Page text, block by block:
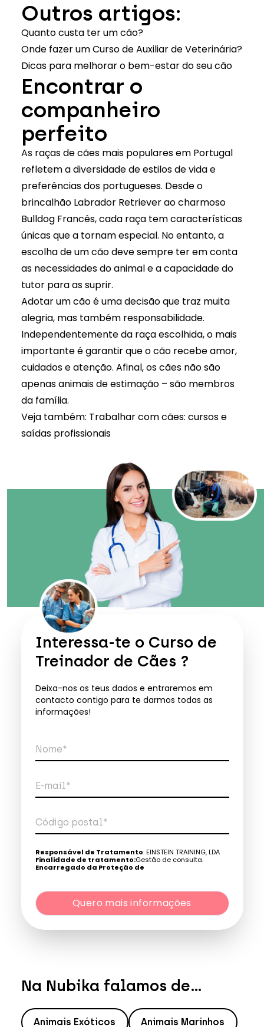
Outros artigos:
Quanto custa ter um cão?
Onde fazer um Curso de Auxiliar de Veterinária?
Dicas para melhorar o bem-estar do seu cão
Encontrar o
companheiro
perfeito
As raças de cães mais populares em Portugal
refletem a diversidade de estilos de vida e
preferências dos portugueses. Desde o
brincalhão Labrador Retriever ao charmoso
Bulldog Francês, cada raça tem características
únicas que a tornam especial. No entanto, a
escolha de um cão deve sempre ter em conta
as necessidades do animal e a capacidade do
tutor para as suprir.
Adotar um cão é uma decisão que traz muita
alegria, mas também responsabilidade.
Independentemente da raça escolhida, o mais
importante é garantir que o cão recebe amor,
cuidados e atenção. Afinal, os cães não são
apenas animais de estimação – são membros
da família.
Veja também: Trabalhar com cães: cursos e
saídas profissionais
Interessa-te o Curso de
Treinador de Cães ?
Deixa-nos os teus dados e entraremos em
contacto contigo para te darmos todas as
informações!
Nome*
E-mail*
Telefone*
Código postal*
Responsável de Tratamento: EINSTEIN TRAINING, LDA
Finalidade de tratamento:Gestão de consulta.
Encarregado da Proteção de
por obrigação legal. / Direitos: aceder, retificar e excluir os
dados, bem como outros direitos, conforme o explicito na
Política de Privacidade.
Quero mais informações
Na Nubika falamos de...
Animais Exóticos Animais Marinhos